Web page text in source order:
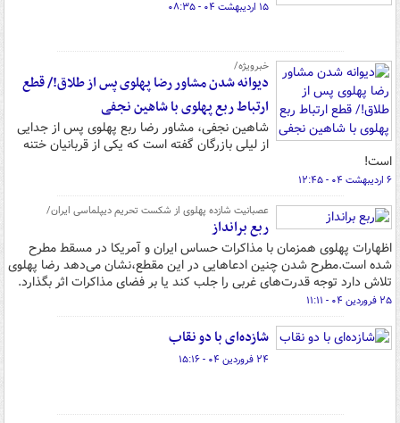
۱۵ اردیبهشت ۰۴ - ۰۸:۳۵
خبرویژه/
دیوانه شدن مشاور رضا پهلوی پس از طلاق!/ قطع
ارتباط ربع پهلوی با شاهین نجفی
شاهین نجفی، مشاور رضا ربع پهلوی پس از جدایی
از لیلی بازرگان گفته است که یکی از قربانیان ختنه
است!
۶ اردیبهشت ۰۴ - ۱۲:۴۵
عصبانیت شازده پهلوی از شکست تحریم دیپلماسی ایران/
ربع برانداز
اظهارات پهلوی همزمان با مذاکرات حساس ایران و آمریکا در مسقط مطرح
شده است.مطرح شدن چنین ادعاهایی در این مقطع،نشان می‌دهد رضا پهلوی
تلاش دارد توجه قدرت‌های غربی را جلب کند یا بر فضای مذاکرات اثر بگذارد.
۲۵ فروردین ۰۴ - ۱۱:۱۱
شازده‌ای با دو نقاب
۲۴ فروردین ۰۴ - ۱۵:۱۶